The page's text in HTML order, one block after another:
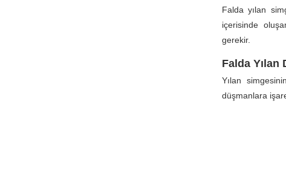
Falda yılan
içerisinde
gerekir.
Falda Yılan
Yılan
düşmanlara